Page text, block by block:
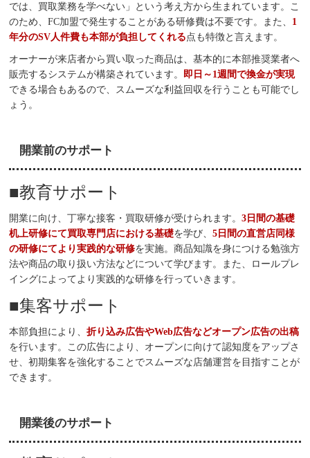
では、買取業務を学べない」という考え方から生まれています。こ
のため、FC加盟で発生することがある研修費は不要です。また、 1
年分のSV人件費も本部が負担してくれる 点も特徴と言えます。
オーナーが来店者から買い取った商品は、基本的に本部推奨業者へ
販売するシステムが構築されています。即日～1週間で換金が実現
できる場合もあるので、スムーズな利益回収を行うことも可能でし
ょう。
開業前のサポート
■教育サポート
開業に向け、丁寧な接客・買取研修が受けられます。3日間の基礎
机上研修にて買取専門店における基礎を学び、5日間の直営店同様
の研修にてより実践的な研修を実施。商品知識を身につける勉強方
法や商品の取り扱い方法などについて学びます。また、ロールプレ
イングによってより実践的な研修を行っていきます。
■集客サポート
本部負担により、折り込み広告やWeb広告などオープン広告の出稿
を行います。この広告により、オープンに向けて認知度をアップさ
せ、初期集客を強化することでスムーズな店舗運営を目指すことが
できます。
開業後のサポート